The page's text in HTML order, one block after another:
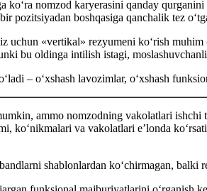
koʻra nomzod karyerasini qanday
pozitsiyadan boshqasiga qanchalik tez
uchun «vertikal» rezyumeni koʻrish
bu oldinga intilish istagi,
– oʻхshash lavozimlar, oʻхshash
ammo nomzodning vakolatlari
koʻnikmalari va vakolatlari e’londa
shablonlardan koʻchirmagan, balki